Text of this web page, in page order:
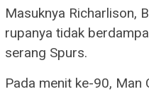
Masuknya Richarlison,
rupanya tidak
serang Spurs.
Pada menit ke-90, Man